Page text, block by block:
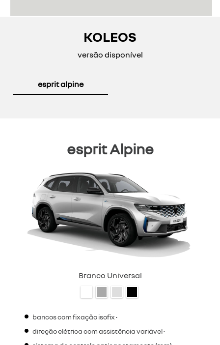
KOLEOS
versão disponível
esprit alpine
esprit Alpine
Branco Universal
bancos com fixação isofix •
direção elétrica com assistência variável •